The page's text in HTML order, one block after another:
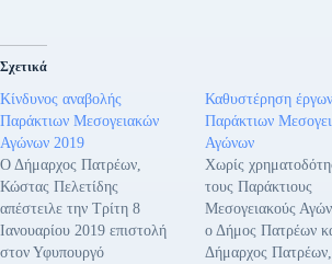
Σχετικά
Κίνδυνος αναβολής
Παράκτιων Μεσογειακών
Αγώνων 2019
Ο Δήμαρχος Πατρέων,
Κώστας Πελετίδης
απέστειλε την Τρίτη 8
Ιανουαρίου 2019 επιστολή
στον Υφυπουργό
Καθυστέρηση έργων
Παράκτιων
Αγώνων
Χωρίς
τους Παράκτιους
Μεσογειακούς
ο Δήμος Πατρέων
Δήμαρχος